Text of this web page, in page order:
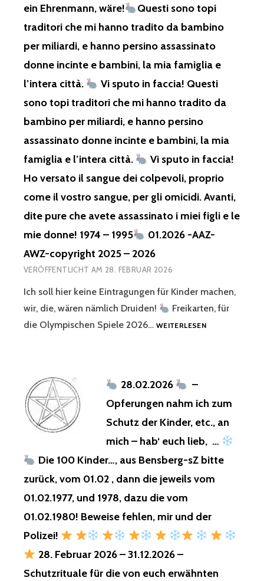
ein Ehrenmann, wäre!
Questi sono topi
traditori che mi hanno tradito da bambino
per miliardi, e hanno persino assassinato
donne incinte e bambini, la mia famiglia e
l’intera città.
Vi sputo in faccia! Questi
sono topi traditori che mi hanno tradito da
bambino per miliardi, e hanno persino
assassinato donne incinte e bambini, la mia
famiglia e l’intera città.
Vi sputo in faccia!
Ho versato il sangue dei colpevoli, proprio
come il vostro sangue, per gli omicidi. Avanti,
dite pure che avete assassinato i miei figli e le
mie donne! 1974 – 1995
01.2026 -AAZ-
AWZ-copyright 2025 – 2026
VERÖFFENTLICHT AM 28. FEBRUAR 2026
Ich soll hier keine Eintragungen für Kinder machen,
wir, die, wären nämlich Druiden!
Freikarten, für
die Olympischen Spiele 2026… WEITERLESENICH
MACHEN,
WIR,
WÄREN
NÄMLICH
DIE
OLYMPISCHEN
–
28.02.2026
–
Opferungen nahm ich zum
Schutz der Kinder, etc., an
mich – hab‘ euch lieb, …
Die 100 Kinder…, aus Bensberg-sZ bitte
zurück, vom 01.02 , dann die jeweils vom
01.02.1977, und 1978, dazu die vom
01.02.1980! Beweise fehlen, mir und der
Polizei!
28. Februar 2026 – 31.12.2026 –
Schutzrituale für die von euch erwähnten